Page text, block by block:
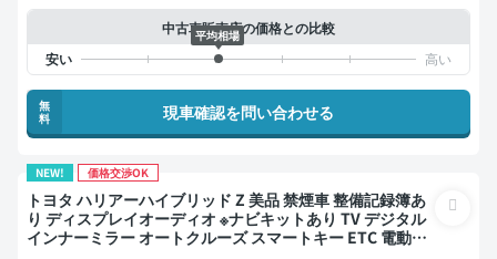
中古車販売店の価格との比較
平均相場
無
料
現車確認を問い合わせる
NEW! 価格交渉OK
トヨタ ハリアーハイブリッド Z 美品 禁煙車 整備記録簿あ
り ディスプレイオーディオ ※ナビキットあり TV デジタル
インナーミラー オートクルーズ スマートキー ETC 電動バ